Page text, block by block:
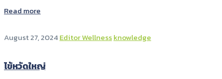
Read more
August 27, 2024Editor Wellnessknowledge
ไข้หวัดใหญ่